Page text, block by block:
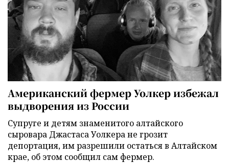
Американский фермер Уолкер избежал
выдворения из России
Супруге и детям знаменитого алтайского
сыровара Джастаса Уолкера не грозит
депортация, им разрешили остаться в Алтайском
крае, об этом сообщил сам фермер.